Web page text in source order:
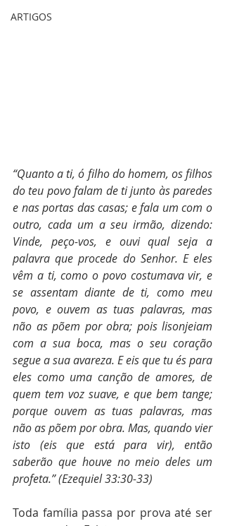
ARTIGOS
“Quanto a ti, ó filho do homem, os filhos
do teu povo falam de ti junto às paredes
e nas portas das casas; e fala um com o
outro, cada um a seu irmão, dizendo:
Vinde, peço-vos, e ouvi qual seja a
palavra que procede do Senhor. E eles
vêm a ti, como o povo costumava vir, e
se assentam diante de ti, como meu
povo, e ouvem as tuas palavras, mas
não as põem por obra; pois lisonjeiam
com a sua boca, mas o seu coração
segue a sua avareza. E eis que tu és para
eles como uma canção de amores, de
quem tem voz suave, e que bem tange;
porque ouvem as tuas palavras, mas
não as põem por obra. Mas, quando vier
isto (eis que está para vir), então
saberão que houve no meio deles um
profeta.” (Ezequiel 33:30-33)
Toda família passa por prova até ser